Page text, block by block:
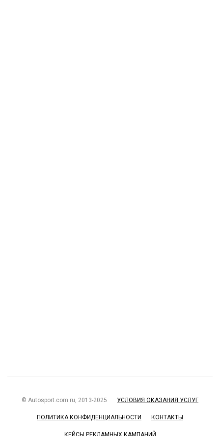
© Autosport.com.ru, 2013-2025 УСЛОВИЯ ОКАЗАНИЯ УСЛУГ
ПОЛИТИКА КОНФИДЕНЦИАЛЬНОСТИ КОНТАКТЫ
КЕЙСЫ РЕКЛАМНЫХ КАМПАНИЙ